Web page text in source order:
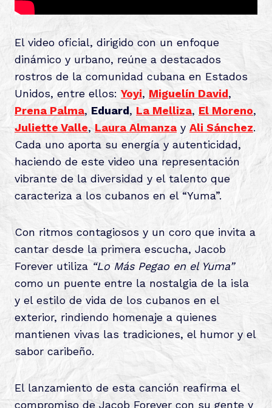
El video oficial, dirigido con un enfoque
dinámico y urbano, reúne a destacados
rostros de la comunidad cubana en Estados
Unidos, entre ellos: Yoyi, Miguelín David,
Prena Palma,Eduard, La Melliza, El Moreno,
Juliette Valle,Laura Almanza y Ali Sánchez.
Cada uno aporta su energía y autenticidad,
haciendo de este video una representación
vibrante de la diversidad y el talento que
caracteriza a los cubanos en el “Yuma”.
Con ritmos contagiosos y un coro que invita a
cantar desde la primera escucha, Jacob
Forever utiliza “Lo Más Pegao en el Yuma”
como un puente entre la nostalgia de la isla
y el estilo de vida de los cubanos en el
exterior, rindiendo homenaje a quienes
mantienen vivas las tradiciones, el humor y el
sabor caribeño.
El lanzamiento de esta canción reafirma el
compromiso de Jacob Forever con su gente y